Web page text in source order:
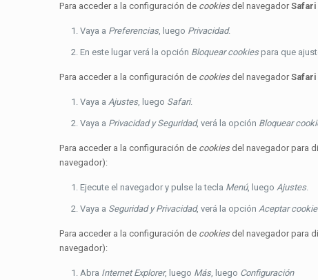
Para acceder a la configuración de cookiesdel navegadorSafari
Vaya a Preferencias, luego Privacidad.
En este lugar verá la opción Bloquear cookiespara que
Para acceder a la configuración de cookiesdel navegadorSafari
Vaya aAjustes, luego Safari.
Vaya a Privacidad y Seguridad, verá la opción Bloquear
Para acceder a la configuración de cookiesdel navegador para
navegador):
Ejecute el navegador y pulse la tecla Menú, luegoAjustes.
Vaya a Seguridad y Privacidad, verá la opciónAceptar
Para acceder a la configuración de cookiesdel navegador para
navegador):
Abra Internet Explorer, luego Más, luego Configuración